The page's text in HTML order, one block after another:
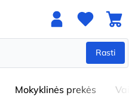
Rasti
Mokyklinės prekės